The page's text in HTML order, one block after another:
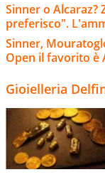
Sinner o Alcaraz?
preferisco".
Sinner,
Open il favorito è
Gioielleria